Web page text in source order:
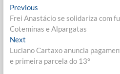
Navegação
de
Post
PreviousPrevious
post:
Frei Anastácio se solidariza com
Coteminas e Alpargatas
NextNext
post:
Luciano Cartaxo anuncia
e primeira parcela do 13°